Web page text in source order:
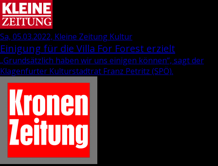
Sa, 05.03.2022, Kleine Zeitung Kultur
Einigung für die Villa For Forest erzielt
„Grund­sätz­lich haben wir uns ei­ni­gen kön­nen“, sagt der
Kla­gen­fur­ter Kul­tur­stadt­rat Franz Pe­tritz (SPÖ).